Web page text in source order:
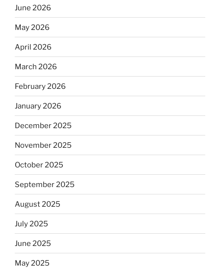
June 2026
May 2026
April 2026
March 2026
February 2026
January 2026
December 2025
November 2025
October 2025
September 2025
August 2025
July 2025
June 2025
May 2025